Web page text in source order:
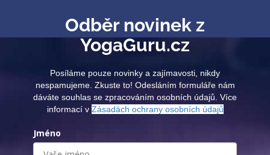
Odběr novinek z
YogaGuru.cz
Posíláme pouze novinky a zajímavosti, nikdy
nespamujeme. Zkuste to! Odesláním formuláře nám
dáváte souhlas se zpracováním osobních údajů. Více
informací v Zásadách ochrany osobních údajů
Jméno